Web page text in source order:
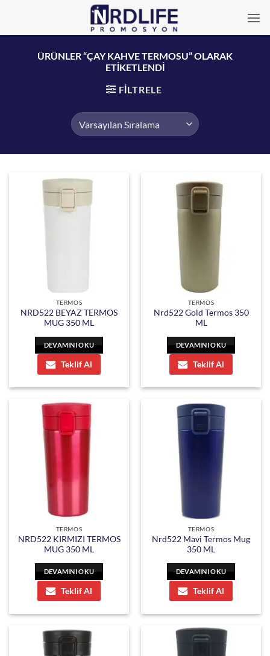
ÜRÜNLER “ÇAY KAHVE TERMOSU” OLARAK
ETIKETLENDI
FILTRELE
TERMOS
NRD522 BEYAZ TERMOS
MUG 350 ML
DEVAMINI OKU
Teklif Al
TERMOS
Nrd522 Gold Termos 350
ML
DEVAMINI OKU
Teklif Al
TERMOS
NRD522 KIRMIZI TERMOS
MUG 350 ML
DEVAMINI OKU
Teklif Al
TERMOS
Nrd522 Mavi Termos Mug
350 ML
DEVAMINI OKU
Teklif Al